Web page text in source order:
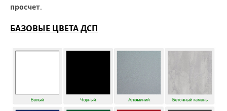
просчет.
БАЗОВЫЕ ЦВЕТА ДСП